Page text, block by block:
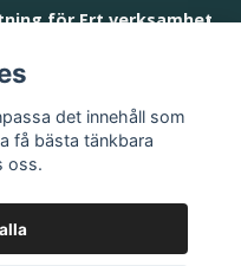
för Ert verksamhet
det innehåll som
få bästa tänkbara
oss.